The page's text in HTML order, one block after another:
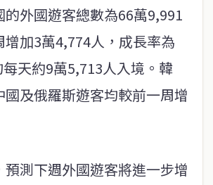
外國遊客總數為66萬9,991
增加3萬4,774人，成長率為
天約9萬5,713人入境。韓
國及俄羅斯遊客均較前一周增
測下週外國遊客將進一步增